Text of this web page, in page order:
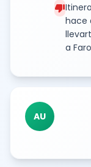
thumb_down
hace
a
AU